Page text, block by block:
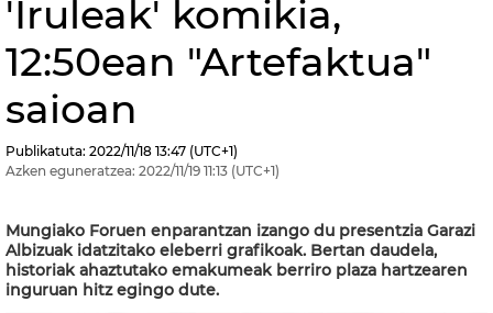
'Iruleak' komikia,
12:50ean "Artefaktua"
saioan
Publikatuta: 2022/11/18 13:47 (UTC+1)
Azken eguneratzea: 2022/11/19 11:13 (UTC+1)
Mungiako Foruen enparantzan izango du presentzia Garazi
Albizuak idatzitako eleberri grafikoak. Bertan daudela,
historiak ahaztutako emakumeak berriro plaza hartzearen
inguruan hitz egingo dute.